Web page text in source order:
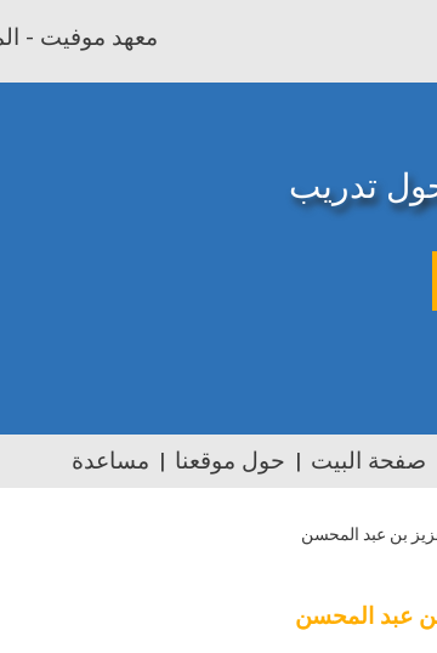
معهد موفيت -
تدريب
صفحة البيت حول موقعنا مساعدة
بن عبد المحسن
عبد المحسن